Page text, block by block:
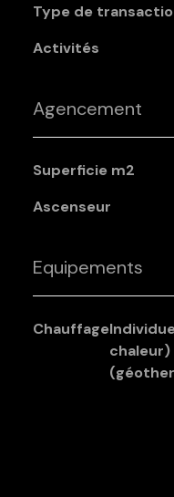
Type de
Activités
Agencement
Superficie m2
Ascenseur
Equipements
Chauffageindividuel : trad_type_chauff_air_eau (pompe à